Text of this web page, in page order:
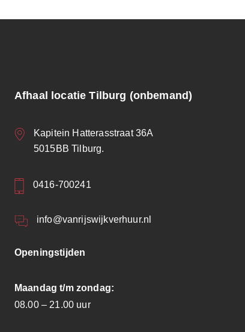
Afhaal locatie Tilburg (onbemand)
Kapitein Hatterasstraat 36A
5015BB Tilburg.
0416-700241
info@vanrijswijkverhuur.nl
Openingstijden
Maandag t/m zondag:
08.00 – 21.00 uur